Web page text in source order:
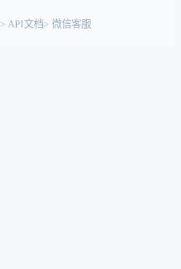
> API文档> 微信客服